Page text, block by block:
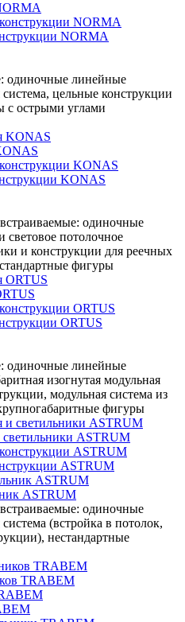
NORMA
одиночные линейные
цельные конструкции
с острыми углами
KONAS
одиночные
потолочное
и конструкции для реечных
фигуры
ORTUS
одиночные линейные
изогнутая модульная
модульная система из
фигуры
ASTRUM
ASTRUM
ASTRUM
одиночные
(встройка в потолок,
нестандартные
TRABEM